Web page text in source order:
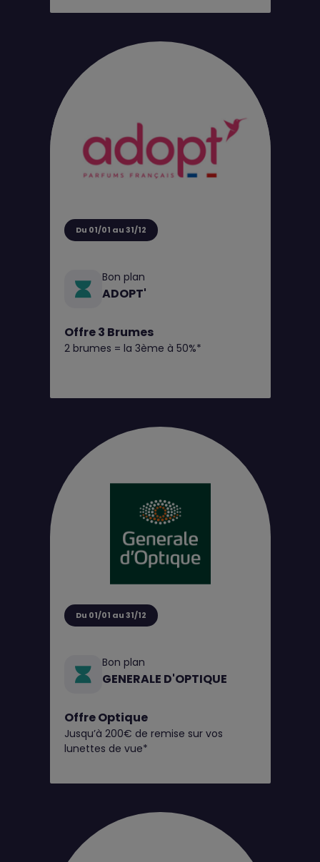
Du 01/01 au 31/12
Bon plan
ADOPT'
Offre 3 Brumes
2 brumes = la 3ème à 50%*
Du 01/01 au 31/12
Bon plan
GENERALE D'OPTIQUE
Offre Optique
Jusqu’à 200€ de remise sur vos
lunettes de vue*